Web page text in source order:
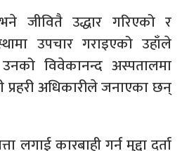
जीवितै उद्धार गरिएको र
उपचार गराइएको उहाँले
विवेकानन्द अस्पतालमा
अधिकारीले जनाएका छन्
लगाई कारबाही गर्न मुद्दा दर्ता